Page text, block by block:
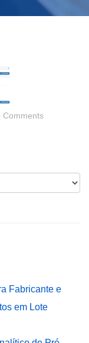
Comments
Fabricante e
em Lote